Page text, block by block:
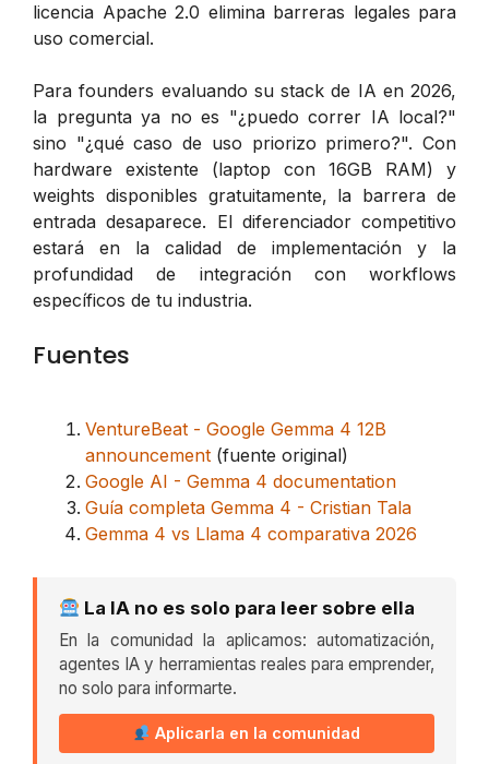
licencia Apache 2.0 elimina barreras legales para
uso comercial.
Para founders evaluando su stack de IA en 2026,
la pregunta ya no es "¿puedo correr IA local?"
sino "¿qué caso de uso priorizo primero?". Con
hardware existente (laptop con 16GB RAM) y
weights disponibles gratuitamente, la barrera de
entrada desaparece. El diferenciador competitivo
estará en la calidad de implementación y la
profundidad de integración con workflows
específicos de tu industria.
Fuentes
VentureBeat - Google Gemma 4 12B
announcement (fuente original)
Google AI - Gemma 4 documentation
Guía completa Gemma 4 - Cristian Tala
Gemma 4 vs Llama 4 comparativa 2026
La IA no es solo para leer sobre ella
En la comunidad la aplicamos: automatización,
agentes IA y herramientas reales para emprender,
no solo para informarte.
Aplicarla en la comunidad